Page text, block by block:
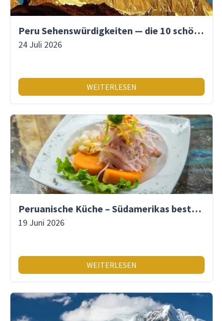
Peru Sehenswürdigkeiten — die 10 schönsten Orte
24 Juli 2026
WEITERLESEN
Peruanische Küche – Südamerikas beste Gastronomie
19 Juni 2026
WEITERLESEN